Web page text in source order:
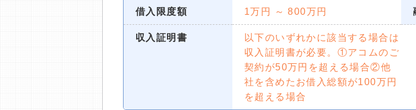
借入限度額 1万円 ～ 800万円
収入証明書
以下のいずれかに該当する場合は
収入証明書が必要。①アコムのご
契約が50万円を超える場合②他
社を含めたお借入総額が100万円
を超える場合